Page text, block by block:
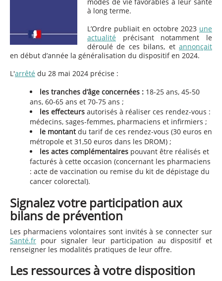
à long terme.
L’Ordre publiait en octobre 2023 une
actualité précisant notamment le
déroulé de ces bilans, et annonçait
en début d’année la généralisation du dispositif en 2024.
L'arrêté du 28 mai 2024 précise :
les tranches d’âge concernées : 18-25 ans, 45-50
ans, 60-65 ans et 70-75 ans ;
les effecteurs autorisés à réaliser ces rendez-vous :
médecins, sages-femmes, pharmaciens et infirmiers ;
le montantdu tarif de ces rendez-vous (30 euros en
métropole et 31,50 euros dans les DROM) ;
les actes complémentaires pouvant être réalisés et
facturés à cette occasion (concernant les pharmaciens
: acte de vaccination ou remise du kit de dépistage du
cancer colorectal).
Signalez votre participation aux
bilans de prévention
Les pharmaciens volontaires sont invités à se connecter sur
Santé.fr pour signaler leur participation au dispositif et
renseigner les modalités pratiques de leur offre.
Les ressources à votre disposition